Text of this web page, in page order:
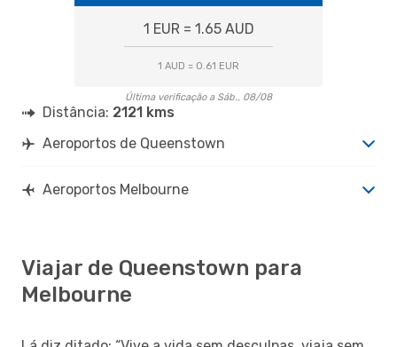
1 EUR = 1.65 AUD
1 AUD = 0.61 EUR
Última verificação a Sáb., 08/08
Distância: 2121 kms
Aeroportos de Queenstown
Aeroportos Melbourne
Viajar de Queenstown para
Melbourne